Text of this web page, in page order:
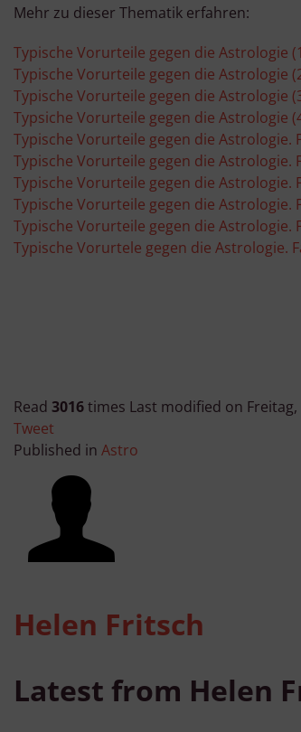
Mehr zu dieser Thematik erfahren:
Typische Vorurteile gegen die Astrologie
Typische Vorurteile gegen die Astrologie
Typische Vorurteile gegen die Astrologie
Typsiche Vorurteile gegen die Astrologie
Typische Vorurteile gegen die Astrologie.
Typische Vorurteile gegen die Astrologie.
Typische Vorurteile gegen die Astrologie.
Typische Vorurteile gegen die Astrologie.
Typische Vorurteile gegen die Astrologie.
Typische Vorurtele gegen die Astrologie.
Read 3016times Last modified on Freitag,
Tweet
Published in Astro
Helen Fritsch
Latest from Helen